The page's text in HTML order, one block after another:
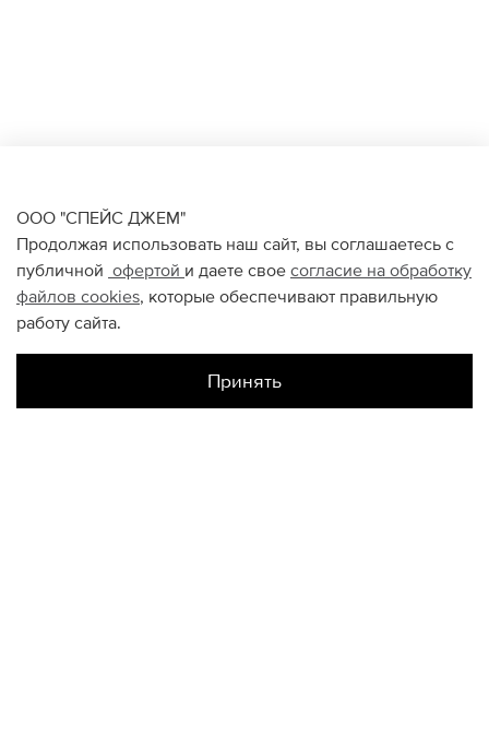
ООО "СПЕЙС ДЖЕМ"
Продолжая использовать наш сайт, вы соглашаетесь с
публичной офертой и даете свое согласие на обработку
файлов cookies, которые обеспечивают правильную
работу сайта.
Принять